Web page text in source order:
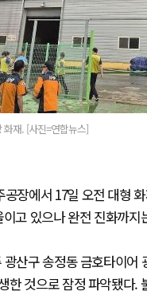
재. [사진=연합뉴스]
장에서 17일 오전 대형
고 있으나 완전 진화까
산구 송정동 금호타이
한 것으로 잠정 파악됐다